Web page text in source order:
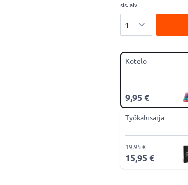
sis. alv
Kotelo
9,95 €
Työkalusarja
15,95 €
19,95 €